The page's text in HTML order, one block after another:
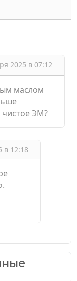
2025 в 07:12
маслом
чистое ЭМ?
в 12:18